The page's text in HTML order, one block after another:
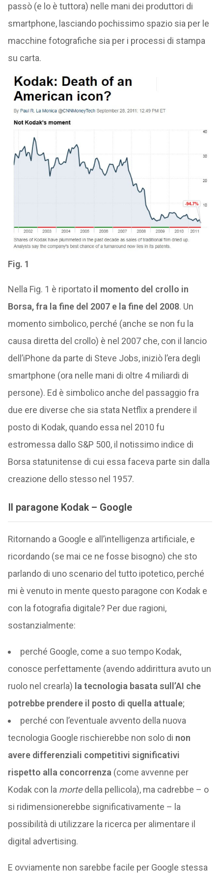
passò (e lo è tuttora) nelle mani dei produttori di
smartphone, lasciando pochissimo spazio sia per le
macchine fotografiche sia per i processi di stampa
su carta.
Fig. 1
Nella Fig. 1 è riportato il momento del crollo in
Borsa, fra la fine del 2007 e la fine del 2008. Un
momento simbolico, perché (anche se non fu la
causa diretta del crollo) è nel 2007 che, con il lancio
dell’iPhone da parte di Steve Jobs, iniziò l’era degli
smartphone (ora nelle mani di oltre 4 miliardi di
persone). Ed è simbolico anche del passaggio fra
due ere diverse che sia stata Netflix a prendere il
posto di Kodak, quando essa nel 2010 fu
estromessa dallo S&P 500, il notissimo indice di
Borsa statunitense di cui essa faceva parte sin dalla
creazione dello stesso nel 1957.
Il paragone Kodak – Google
Ritornando a Google e all’intelligenza artificiale, e
ricordando (se mai ce ne fosse bisogno) che sto
parlando di uno scenario del tutto ipotetico, perché
mi è venuto in mente questo paragone con Kodak e
con la fotografia digitale? Per due ragioni,
sostanzialmente:
perché Google, come a suo tempo Kodak,
conosce perfettamente (avendo addirittura avuto un
ruolo nel crearla) la tecnologia basata sull’AI che
potrebbe prendere il posto di quella attuale;
perché con l’eventuale avvento della nuova
tecnologia Google rischierebbe non solo di non
avere differenziali competitivi significativi
rispetto alla concorrenza (come avvenne per
Kodak con la mortedella pellicola), ma cadrebbe – o
si ridimensionerebbe significativamente – la
possibilità di utilizzare la ricerca per alimentare il
digital advertising.
E ovviamente non sarebbe facile per Google stessa